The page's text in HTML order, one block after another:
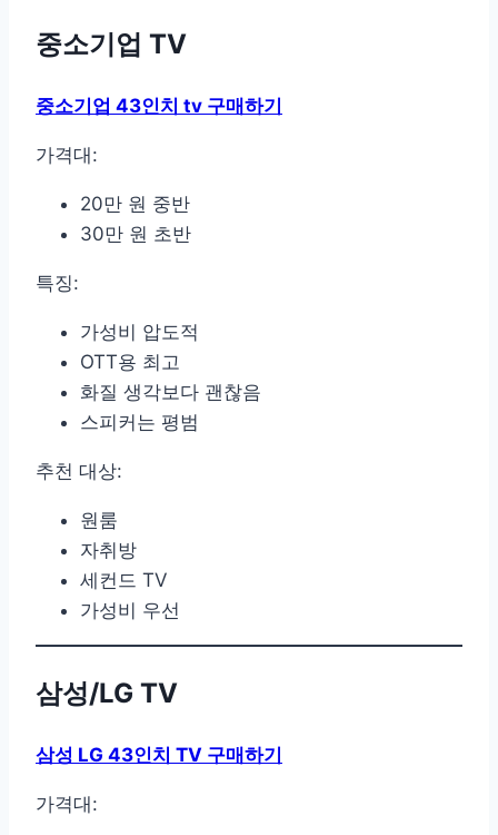
중소기업 TV
중소기업 43인치 tv 구매하기
가격대:
20만 원 중반
30만 원 초반
특징:
가성비 압도적
OTT용 최고
화질 생각보다 괜찮음
스피커는 평범
추천 대상:
원룸
자취방
세컨드 TV
가성비 우선
삼성/LG TV
삼성 LG 43인치 TV 구매하기
가격대: